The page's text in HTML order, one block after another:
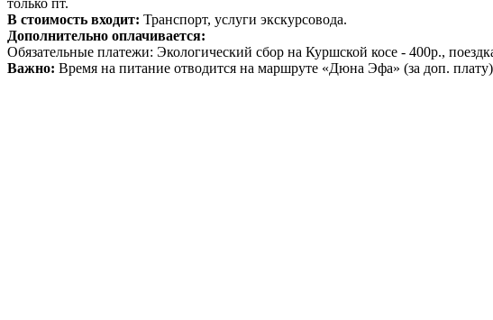
В стоимость входит: Транспорт, услуги экскурсовода.
Дополнительно оплачивается:
Обязательные платежи: Экологический сбор на Куршской косе - 400р.,
Важно: Время на питание отводится на маршруте «Дюна Эфа» (за доп.